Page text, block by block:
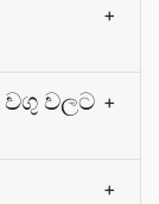
+
වගු වලට +
+